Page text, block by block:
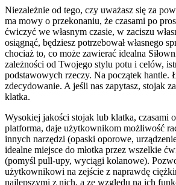
Niezależnie od tego, czy uważasz się za
ma mowy o przekonaniu, że czasami po
ćwiczyć we własnym czasie, w zaciszu
osiągnąć, będziesz potrzebował własnego
chociaż to, co może zawierać idealna
zależności od Twojego stylu potu i celów,
podstawowych rzeczy. Na początek hantle.
zdecydowanie. A jeśli nas zapytasz, stojak
klatka.
Wysokiej jakości stojak lub klatka, czasami
platforma, daje użytkownikom możliwość
innych narzędzi (opaski oporowe,
idealne miejsce do młotka przez wszelkie
(pomyśl pull-upy, wyciągi kolanowe).
użytkownikowi na zejście z naprawdę
najlepszymi z nich, a ze względu na ich